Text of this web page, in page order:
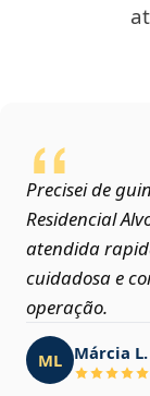
Precisei de
Residencial
atendida
cuidadosa e
operação.
ML Márcia L.